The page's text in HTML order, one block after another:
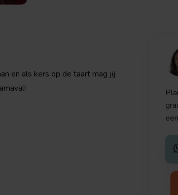
en als kers op de taart mag jij